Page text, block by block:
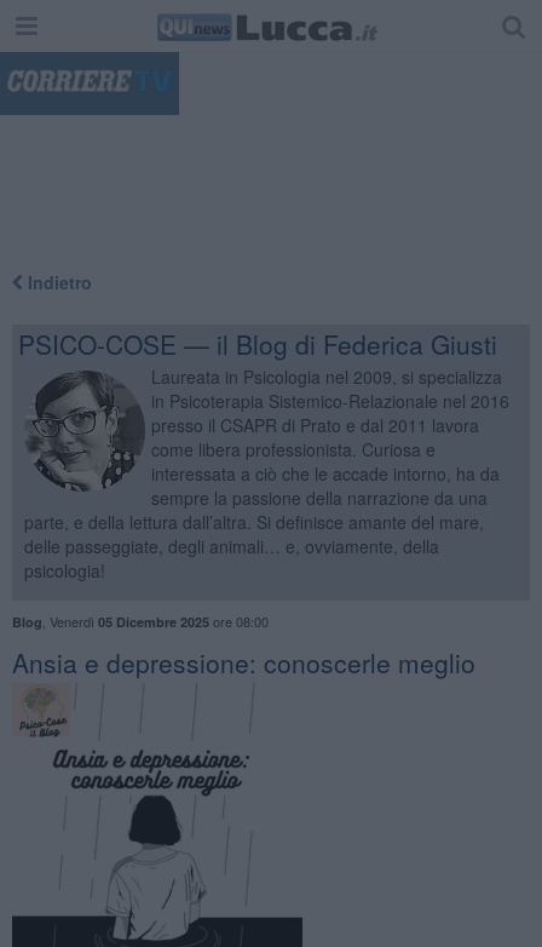
Indietro
PSICO-COSE — il Blog di Federica Giusti
Laureata in Psicologia nel 2009, si specializza
in Psicoterapia Sistemico-Relazionale nel 2016
presso il CSAPR di Prato e dal 2011 lavora
come libera professionista. Curiosa e
interessata a ciò che le accade intorno, ha da
sempre la passione della narrazione da una
parte, e della lettura dall’altra. Si definisce amante del mare,
delle passeggiate, degli animali… e, ovviamente, della
psicologia!
Blog Venerdì 05 Dicembre 2025ore 08:00
Ansia e depressione: conoscerle meglio